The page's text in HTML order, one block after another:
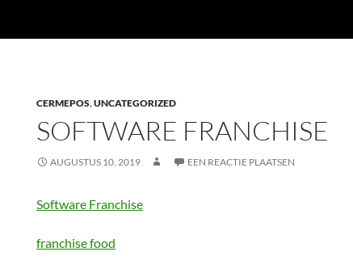
CERMEPOS,UNCATEGORIZED
SOFTWARE FRANCHISE
AUGUSTUS 10, 2019 EEN REACTIE PLAATSEN
Software Franchise
franchise food